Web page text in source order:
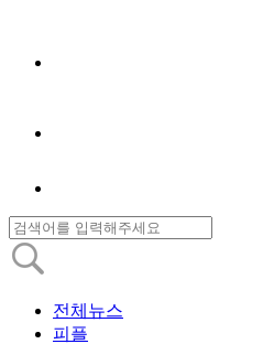
전체뉴스
피플